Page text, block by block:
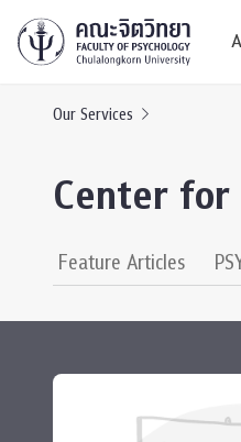
Our Services
Center for
Feature Articles